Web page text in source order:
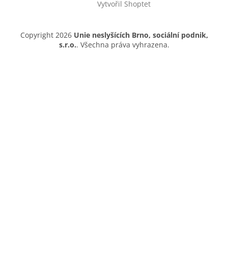
Vytvořil Shoptet
Copyright 2026 Unie neslyšících Brno, sociální podnik,
s.r.o.. Všechna práva vyhrazena.